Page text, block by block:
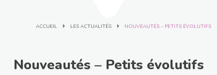
ACCUEIL LES ACTUALITÉS NOUVEAUTÉS – PETITS ÉVOLUTIFS
Nouveautés – Petits évolutifs